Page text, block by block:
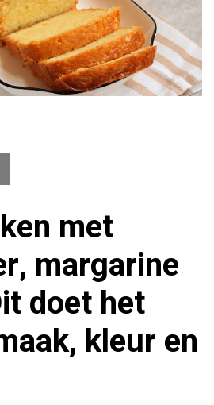
met
margarine
doet het
kleur en